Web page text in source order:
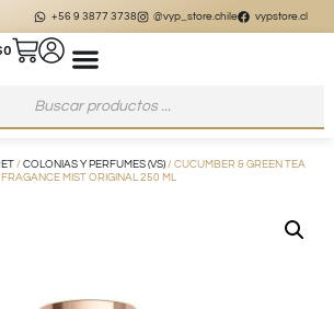
3877 3738 @vyp_store.chile vypstore.cl
0
/ COLONIAS Y PERFUMES (VS)/ CUCUMBER & GREEN TEA
FRAGANCE MIST ORIGINAL 250 ML